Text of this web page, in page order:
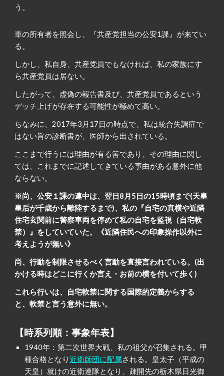
う。
車の所有者を照会し、『共産党担当の公安1課』が来てい
る。
しかし、私自身、共産党員でもなければ、私の家族にす
ら共産党員は居ない。
したがって、虚偽の報告書及び、共産党員であるという
デッチ上げが存在する可能性が極めて高い。
ちなみに、2017年3月17日の時点で、私は統合失調症で
はない旨の診断書が、医師から出されている。
ここまで行うには理由が有る筈であり、その理由に関し
ては、これまでに記述してきている事由がある意外に他
ならない。
※尚、公安１課の連中は、翌日8月5日の15時頃まで(天皇
皇后が千歳から離陸するまで)、私の『自宅の真横や近隣
住宅玄関前に警察車両を停めて私の自宅を監視（自宅軟
禁）』をしていていた。《近隣住民への印象操作以外に
考えようが無い》
尚、行動を制限させるべく言動を直接言われている。(出
かける時はどこに行くか言え・お前の横を付いて歩く)
これら行いは、自宅軟禁に関する国際的定義からする
と、軟禁と言う意外に無い。
【時系列順：事象年表】
1940年：第二次世界大戦、私の祖父が召集される。甲
種合格となり近衛師団に配属される。皇太子（平成の
天皇）就けの近衛連隊となり、疎開先の栃木県日光御